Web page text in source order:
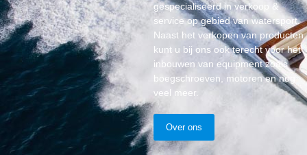
gespecialiseerd in verkoop &
service op gebied van watersport.
Naast het verkopen van producten
kunt u bij ons ook terecht voor het
inbouwen van equipment zoals
boegschroeven, motoren en nog
veel meer.
Over ons